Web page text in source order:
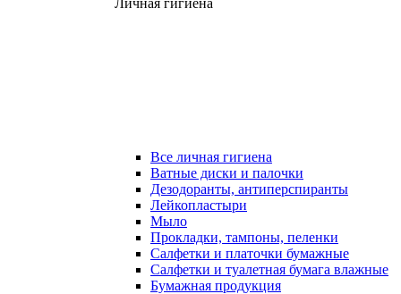
Личная гигиена
Все личная гигиена
Ватные диски и палочки
Дезодоранты, антиперспиранты
Лейкопластыри
Мыло
Прокладки, тампоны, пеленки
Салфетки и платочки бумажные
Салфетки и туалетная бумага влажные
Бумажная продукция